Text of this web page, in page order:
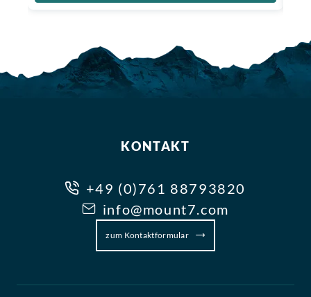
KONTAKT
+49 (0)761 88793820
info@mount7.com
zum Kontaktformular